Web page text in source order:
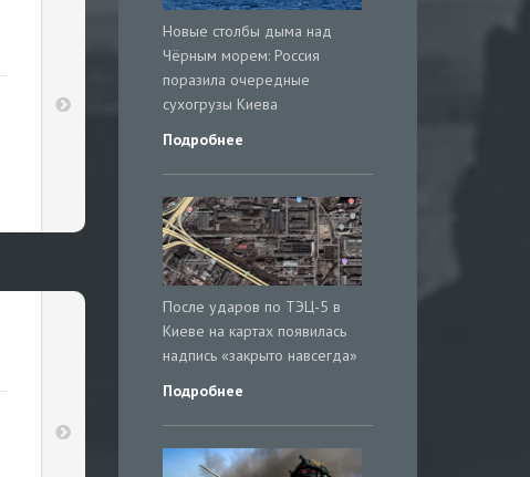
Новые столбы дыма над
Чёрным морем: Россия
поразила очередные
сухогрузы Киева
Подробнее
После ударов по ТЭЦ-5 в
Киеве на картах появилась
надпись «закрыто навсегда»
Подробнее